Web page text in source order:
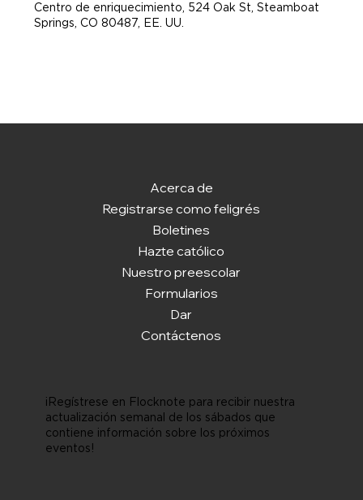
Centro de enriquecimiento, 524 Oak St, Steamboat
Springs, CO 80487, EE. UU.
Acerca de
Registrarse como feligrés
Boletines
Hazte católico
Nuestro preescolar
Formularios
Dar
Contáctenos
¡Regístrese en Flocknote para recibir nuestra
actualización semanal de los sábados que
contiene información sobre los próximos
eventos!